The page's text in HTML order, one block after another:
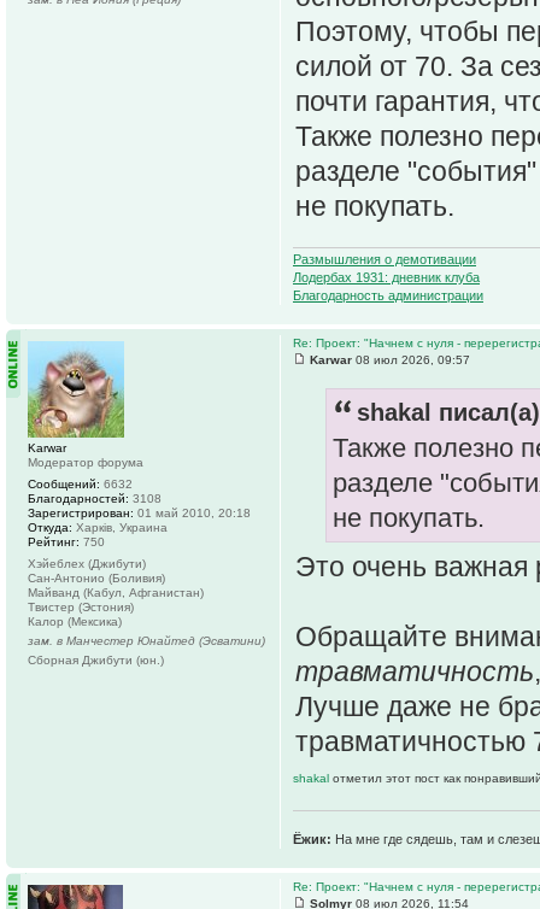
Поэтому, чтобы
силой от 70. За
почти гарантия,
Также полезно
разделе
не покупать.
Размышления о демотивации
Лодербах 1931: дневник клуба
Благодарность администрации
Re: Проект: "Начнем с нуля -
Karwar 08 июл 2026, 09:57
shakal
Также полезно
разделе
не покупать.
Это очень
Обращайте
травматичность
Лучше даже не
травматичностью
shakal отметил этот пост как
Ёжик: На мне где сядешь, там и
Karwar
Модератор форума
Сообщений: 6632
Благодарностей: 3108
Зарегистрирован: 01 май 2010, 20:18
Откуда: Харків, Украина
Рейтинг: 750
Хэйеблех (Джибути)
Сан-Антонио (Боливия)
Майванд (Кабул, Афганистан)
Твистер (Эстония)
Калор (Мексика)
зам. в Манчестер Юнайтед (Эсватини)
Сборная Джибути (юн.)
Re: Проект: "Начнем с нуля -
Solmyr 08 июл 2026, 11:54